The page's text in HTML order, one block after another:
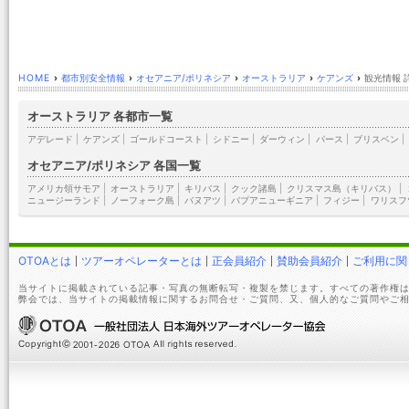
HOME › 都市別安全情報 › オセアニア/ポリネシア › オーストラリア › ケアンズ › 観光情報
オーストラリア 各都市一覧
アデレード ケアンズ ゴールドコースト シドニー ダーウィン パース ブリスベン
オセアニア/ポリネシア 各国一覧
アメリカ領サモア オーストラリア キリバス クック諸島 クリスマス島（キリバス）
ニュージーランド
ノーフォーク島 バヌアツ パプアニューギニア フィジー ワリス
OTOAとは ツアーオペレーターとは 正会員紹介 賛助会員紹介 ご利用に
当サイトに掲載されている記事・写真の無断転写・複製を禁じます。すべての著作権
弊会では、当サイトの掲載情報に関するお問合せ・ご質問、又、個人的なご質問やご